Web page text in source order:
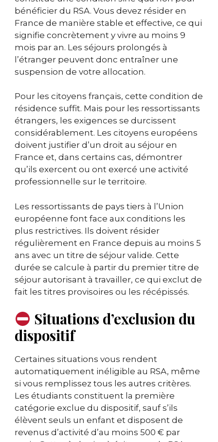
bénéficier du RSA. Vous devez résider en
France de manière stable et effective, ce qui
signifie concrètement y vivre au moins 9
mois par an. Les séjours prolongés à
l’étranger peuvent donc entraîner une
suspension de votre allocation.
Pour les citoyens français, cette condition de
résidence suffit. Mais pour les ressortissants
étrangers, les exigences se durcissent
considérablement. Les citoyens européens
doivent justifier d’un droit au séjour en
France et, dans certains cas, démontrer
qu’ils exercent ou ont exercé une activité
professionnelle sur le territoire.
Les ressortissants de pays tiers à l’Union
européenne font face aux conditions les
plus restrictives. Ils doivent résider
régulièrement en France depuis au moins 5
ans avec un titre de séjour valide. Cette
durée se calcule à partir du premier titre de
séjour autorisant à travailler, ce qui exclut de
fait les titres provisoires ou les récépissés.
Situations d’exclusion du
dispositif
Certaines situations vous rendent
automatiquement inéligible au RSA, même
si vous remplissez tous les autres critères.
Les étudiants constituent la première
catégorie exclue du dispositif, sauf s’ils
élèvent seuls un enfant et disposent de
revenus d’activité d’au moins 500 € par